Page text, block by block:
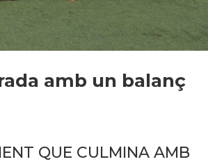
amb un balanç
QUE CULMINA AMB